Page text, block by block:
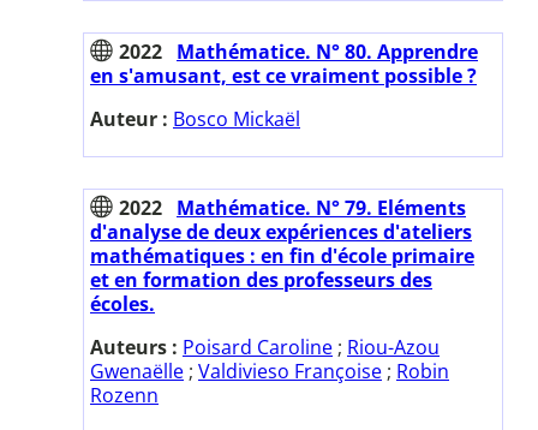
2022 Mathématice. N° 80. Apprendre
en s'amusant, est ce vraiment possible ?
Auteur : Bosco Mickaël
2022 Mathématice. N° 79. Eléments
d'analyse de deux expériences d'ateliers
mathématiques : en fin d'école primaire
et en formation des professeurs des
écoles.
Auteurs : Poisard Caroline ; Riou-Azou
Gwenaëlle ; Valdivieso Françoise ; Robin
Rozenn